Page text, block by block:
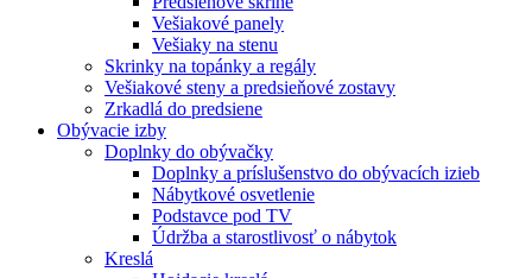
Vešiakové panely
Vešiaky na stenu
Skrinky na topánky a regály
Vešiakové steny a predsieňové zostavy
Zrkadlá do predsiene
Obývacie izby
Doplnky do obývačky
Doplnky a príslušenstvo do obývacích izieb
Nábytkové osvetlenie
Podstavce pod TV
Údržba a starostlivosť o nábytok
Kreslá